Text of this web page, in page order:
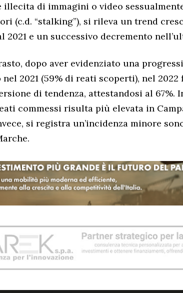
di immagini o video
(c.d. “stalking”), si rileva un trend
2021 e un successivo decremento
dopo aver evidenziato una
2021 (59% di reati scoperti), nel
di tendenza, attestandosi al 67%.
commessi risulta più elevata in
si registra un’incidenza minore